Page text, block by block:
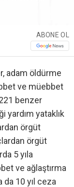
ABONE OL
adam öldürme
ve müebbet
benzer
yataklık
örgüt
örgüt
5 yıla
ve ağlaştırma
10 yıl ceza